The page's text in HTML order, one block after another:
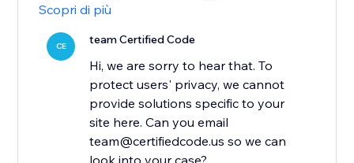
Scopri di più
CE team Certified Code
Hi, we are sorry to hear that. To
protect users' privacy, we cannot
provide solutions specific to your
site here. Can you email
team@certifiedcode.us so we can